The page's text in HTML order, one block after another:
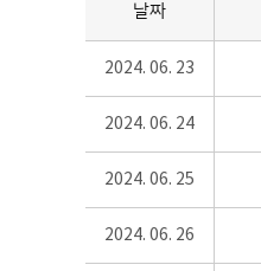
날짜
2024. 06. 23
2024. 06. 24
2024. 06. 25
2024. 06. 26